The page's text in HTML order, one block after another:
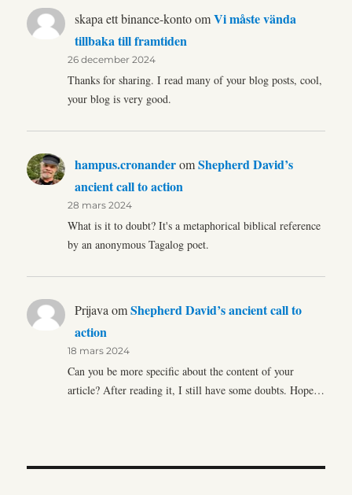
skapa ett binance-kontoomVi måste vända
tillbaka till framtiden
26 december 2024
Thanks for sharing. I read many of your blog posts, cool,
your blog is very good.
hampus.cronanderomShepherd David’s
ancient call to action
28 mars 2024
What is it to doubt? It's a metaphorical biblical reference
by an anonymous Tagalog poet.
Prijava omShepherd David’s ancient call to
action
18 mars 2024
Can you be more specific about the content of your
article? After reading it, I still have some doubts. Hope…